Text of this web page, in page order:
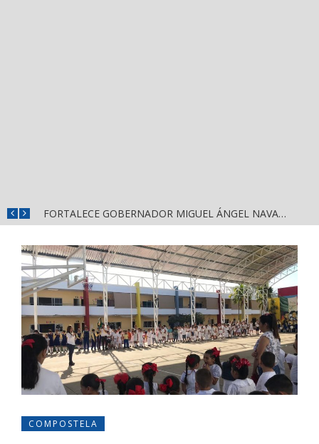
FORTALECE GOBERNADOR MIGUEL ÁNGEL NAVARRO LA COORDINACIÓN CON EL SECTOR EDUCATIVO EN NAYARIT
COMPOSTELA